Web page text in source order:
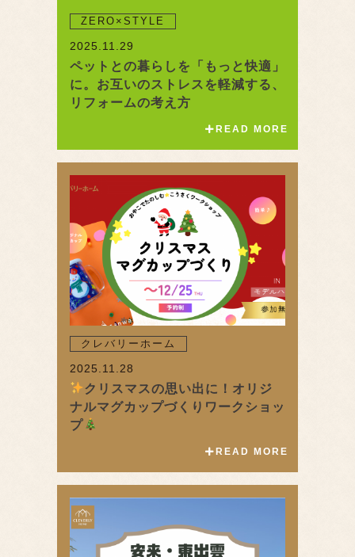
ZERO×STYLE
2025.11.29
ペットとの暮らしを「もっと快適」
に。お互いのストレスを軽減する、
リフォームの考え方
READ MORE
クレバリーホーム
2025.11.28
クリスマスの思い出に！オリジ
ナルマグカップづくりワークショッ
プ
READ MORE